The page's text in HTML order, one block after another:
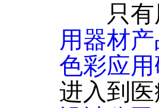
只有
用器材
色彩应
进入到医